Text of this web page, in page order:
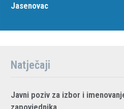
Jasenovac
Natječaji
Javni poziv za izbor i
zapovjednika